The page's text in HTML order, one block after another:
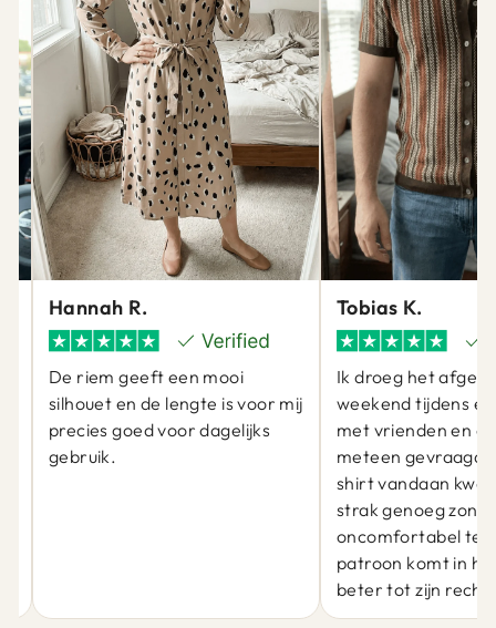
Hannah R.
De riem geeft een mooi
silhouet en de lengte is voor mij
precies goed voor dagelijks
gebruik.
Tobias K.
Ik droeg het
weekend tijdens
met vrienden en
meteen gevraagd
shirt vandaan
strak genoeg
oncomfortabel te
patroon komt in
beter tot zijn recht.